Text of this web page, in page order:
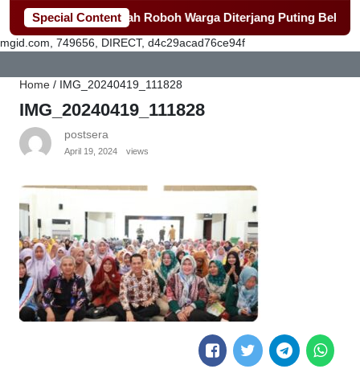
Special Content
Bangun Rumah Roboh Warga Diterjang Puting Beliung-
mgid.com, 749656, DIRECT, d4c29acad76ce94f
Home / IMG_20240419_111828
IMG_20240419_111828
postsera
April 19, 2024 views